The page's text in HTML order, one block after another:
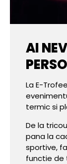
AI
La E-
termic si
De la
pana la
sportive,
functie de